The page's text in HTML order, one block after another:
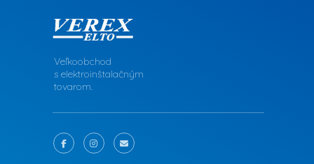
Veľkoobchod
s elektroinštalačným
tovarom.